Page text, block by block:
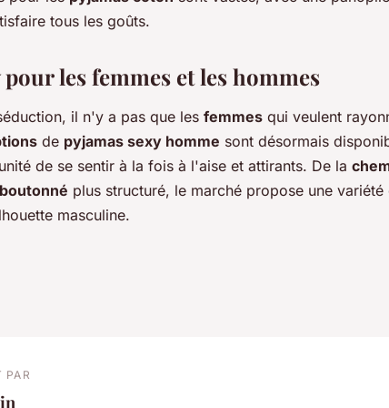
tous les goûts.
les femmes et les hommes
il n'y a pas que les femmes qui veulent
de pyjamas sexy homme sont désormais
de se sentir à la fois à l'aise et attirants. De la
plus structuré, le marché propose une
masculine.
PAR